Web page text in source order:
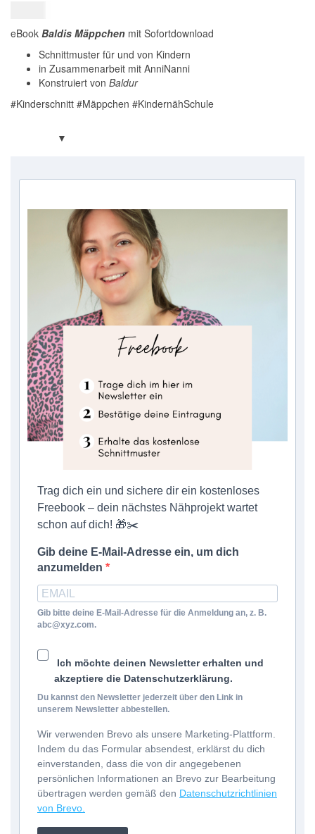
eBook Baldis Mäppchen mit Sofortdownload
Schnittmuster für und von Kindern
in Zusammenarbeit mit AnniNanni
Konstruiert von Baldur
#Kinderschnitt #Mäppchen #KindernähSchule
Trag dich ein und sichere dir ein kostenloses
Freebook – dein nächstes Nähprojekt wartet
schon auf dich! 🎁✂️
Gib deine E-Mail-Adresse ein, um dich
anzumelden
Gib bitte deine E-Mail-Adresse für die Anmeldung an, z. B.
abc@xyz.com.
Ich möchte deinen Newsletter erhalten und
akzeptiere die Datenschutzerklärung.
Du kannst den Newsletter jederzeit über den Link in
unserem Newsletter abbestellen.
Wir verwenden Brevo als unsere Marketing-Plattform.
Indem du das Formular absendest, erklärst du dich
einverstanden, dass die von dir angegebenen
persönlichen Informationen an Brevo zur Bearbeitung
übertragen werden gemäß den Datenschutzrichtlinien
von Brevo.